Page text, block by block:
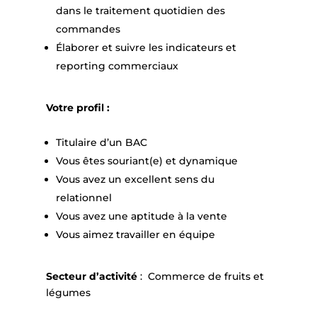
dans le traitement quotidien des
commandes
Élaborer et suivre les indicateurs et
reporting commerciaux
Votre profil :
Titulaire d’un BAC
Vous êtes souriant(e) et dynamique
Vous avez un excellent sens du
relationnel
Vous avez une aptitude à la vente
Vous aimez travailler en équipe
Secteur d’activité: Commerce de fruits et
légumes